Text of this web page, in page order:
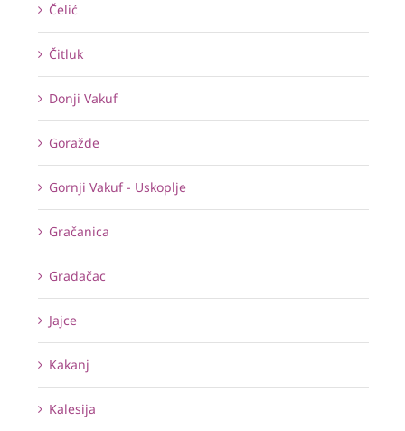
Čelić
Čitluk
Donji Vakuf
Goražde
Gornji Vakuf - Uskoplje
Gračanica
Gradačac
Jajce
Kakanj
Kalesija